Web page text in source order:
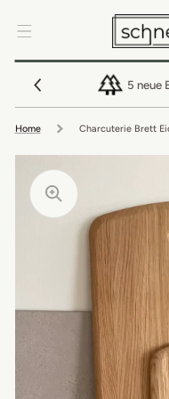
INHALT
5 neue
Home Charcuterie Brett